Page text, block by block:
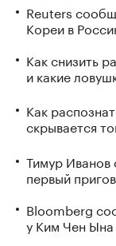
Reuters
Кореи в
Как снизить
и какие
Как
скрывается
Тимур Иванов
первый
Bloomberg
у Ким Чен Ына